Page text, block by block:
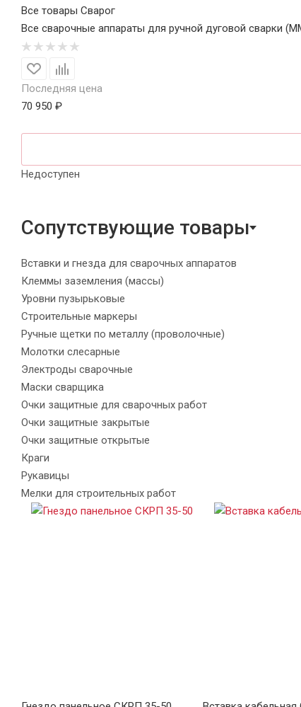
Все товары Сварог
Все сварочные аппараты для ручной дуговой сварки
Последняя цена
70 950 ₽
Недоступен
Сопутствующие товары
Вставки и гнезда для сварочных аппаратов
Клеммы заземления (массы)
Уровни пузырьковые
Строительные маркеры
Ручные щетки по металлу (проволочные)
Молотки слесарные
Электроды сварочные
Маски сварщика
Очки защитные для сварочных работ
Очки защитные закрытые
Очки защитные открытые
Краги
Рукавицы
Мелки для строительных работ